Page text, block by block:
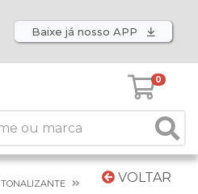
Baixe já nosso APP
0
VOLTAR
TONALIZANTE